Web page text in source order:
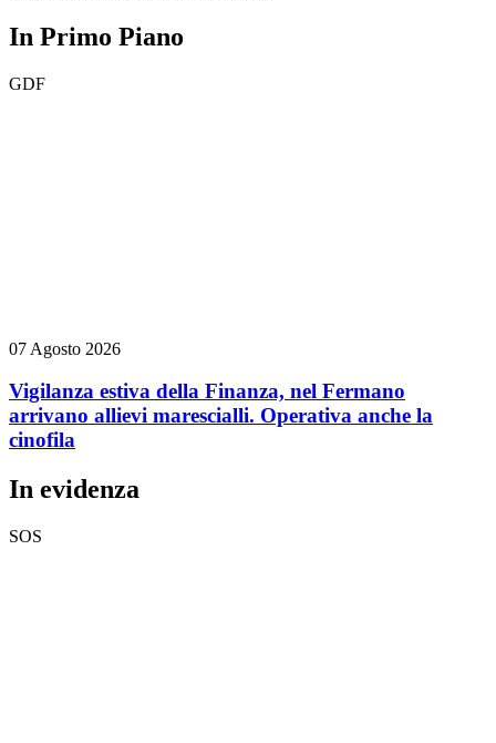
In Primo Piano
GDF
07 Agosto 2026
Vigilanza estiva della Finanza, nel Fermano
arrivano allievi marescialli. Operativa anche la
cinofila
In evidenza
SOS